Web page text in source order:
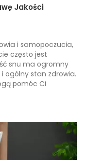
Jakości
i samopoczucia,
często jest
snu ma ogromny
ogólny stan zdrowia.
pomóc Ci